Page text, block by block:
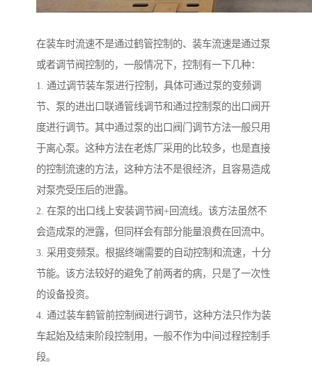
在装车时流速不是通过鹤管控制的、装车流速是通过泵
或者调节阀控制的，一般情况下，控制有一下几种：
1. 通过调节装车泵进行控制，具体可通过泵的变频调
节、泵的进出口联通管线调节和通过控制泵的出口阀开
度进行调节。其中通过泵的出口阀门调节方法一般只用
于离心泵。这种方法在老炼厂采用的比较多，也是直接
的控制流速的方法，这种方法不是很经济，且容易造成
对泵壳受压后的泄露。
2. 在泵的出口线上安装调节阀+回流线。该方法虽然不
会造成泵的泄露，但同样会有部分能量浪费在回流中。
3. 采用变频泵。根据终端需要的自动控制和流速，十分
节能。该方法较好的避免了前两者的病，只是了一次性
的设备投资。
4. 通过装车鹤管前控制阀进行调节，这种方法只作为装
车起始及结束阶段控制用，一般不作为中间过程控制手
段。